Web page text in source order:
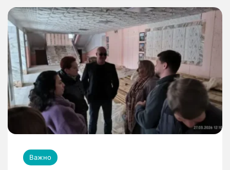
Важно